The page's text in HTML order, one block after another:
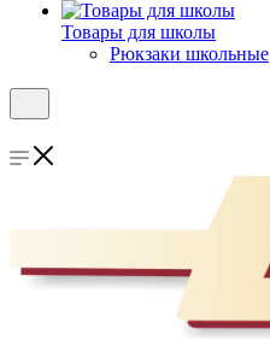
Товары для школы
Рюкзаки школьные